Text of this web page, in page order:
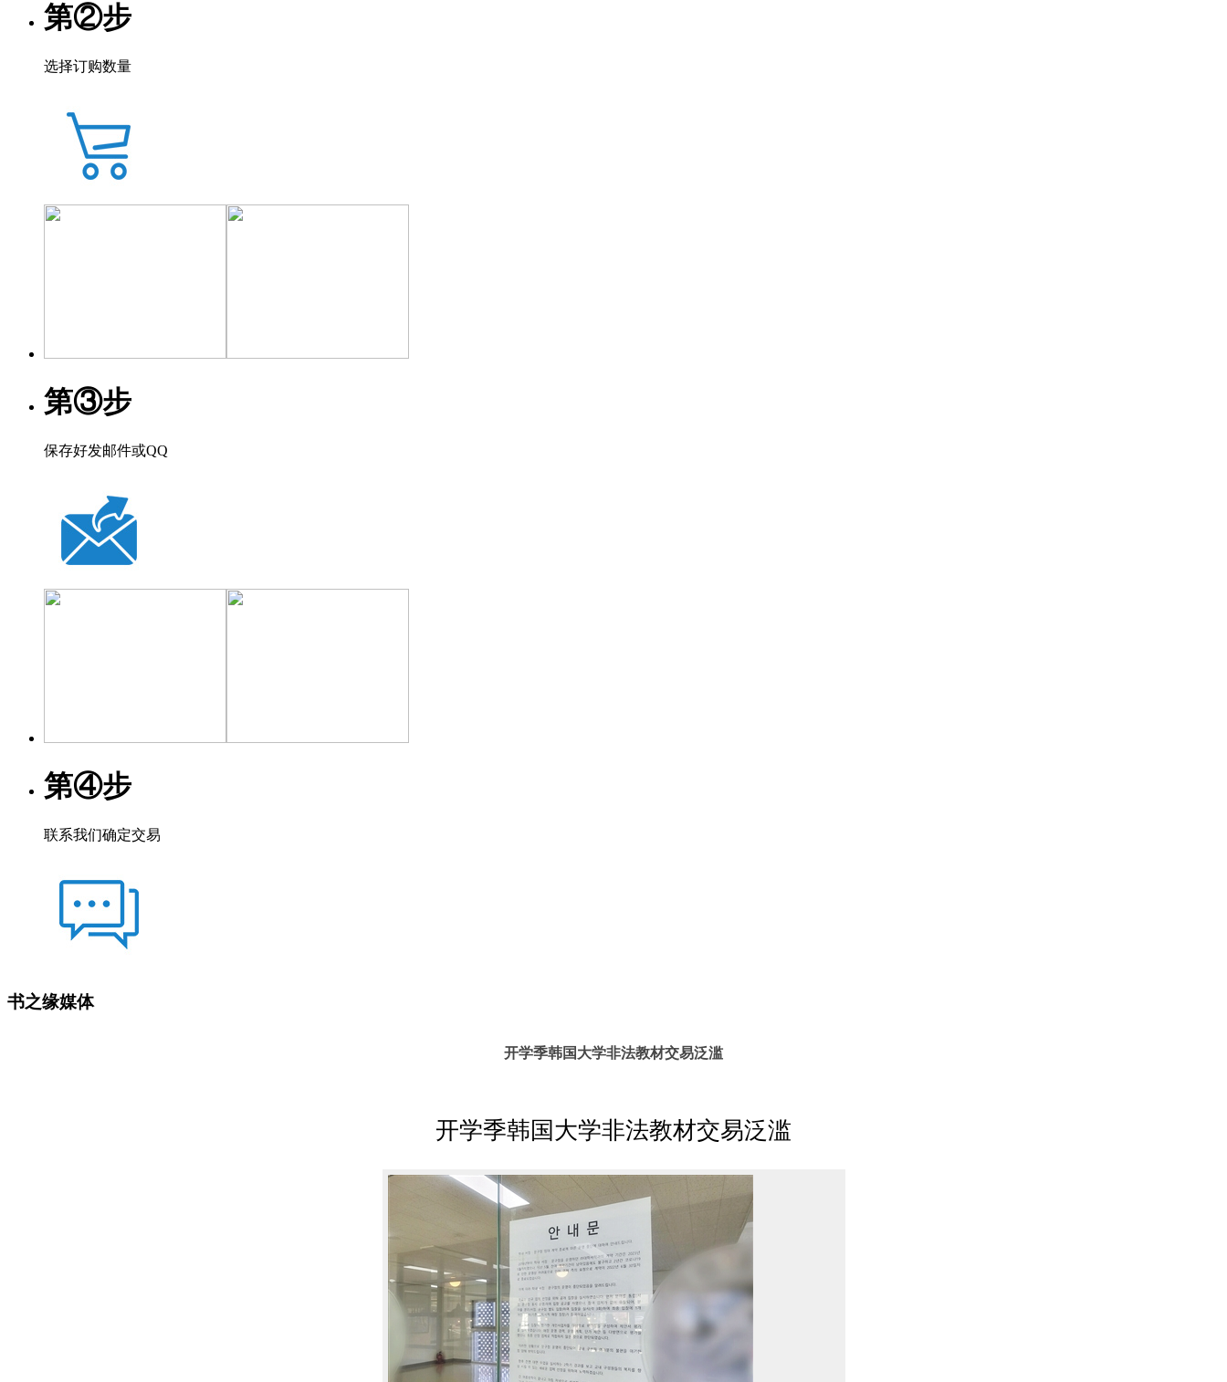
第②步
选择订购数量
第③步
保存好发邮件或QQ
第④步
联系我们确定交易
书之缘媒体
开学季韩国大学非法教材交易泛滥
开学季韩国大学非法教材交易泛滥